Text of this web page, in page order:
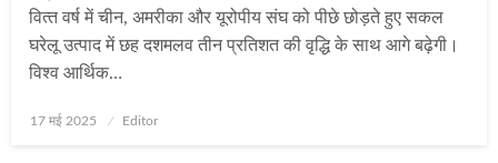
वित्‍त वर्ष में चीन, अमरीका और यूरोपीय संघ को पीछे छोड़ते हुए सकल
घरेलू उत्‍पाद में छह दशमलव तीन प्रतिशत की वृद्धि के साथ आगे बढ़ेगी।
विश्व आर्थिक…
Posted
17 मई 2025 Editor